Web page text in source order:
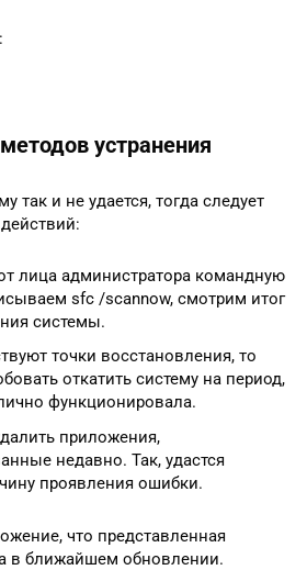
устранения
так и не удается, тогда следует
лица администратора командную
sfc /scannow, смотрим итог
системы.
точки восстановления, то
откатить систему на период,
функционировала.
приложения,
недавно. Так, удастся
проявления ошибки.
что представленная
в ближайшем обновлении.